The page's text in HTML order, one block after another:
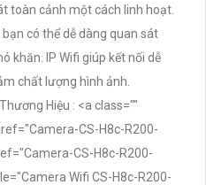
toàn cảnh một cách linh hoạt.
có thể dễ dàng quan sát
khăn. IP Wifi giúp kết nối dễ
chất lượng hình ảnh.
Hiệu : <a class=""
CS-H8c-R200-
CS-H8c-R200-
Wifi CS-H8c-R200-